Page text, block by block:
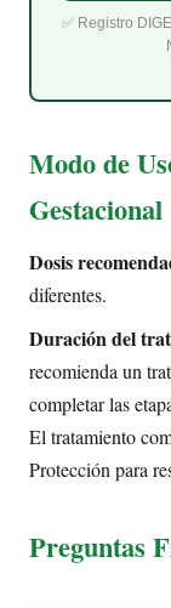
✅ Registro
Modo de
Gestacional
Dosis
diferentes.
Duración del
recomienda un
completar las
El tratamiento
Protección para
Preguntas